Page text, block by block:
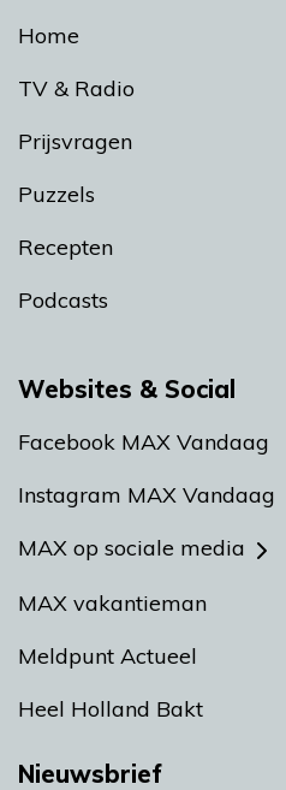
Home
TV & Radio
Prijsvragen
Puzzels
Recepten
Podcasts
Websites & Social
Facebook MAX Vandaag
Instagram MAX Vandaag
MAX op sociale media
MAX vakantieman
Meldpunt Actueel
Heel Holland Bakt
Nieuwsbrief